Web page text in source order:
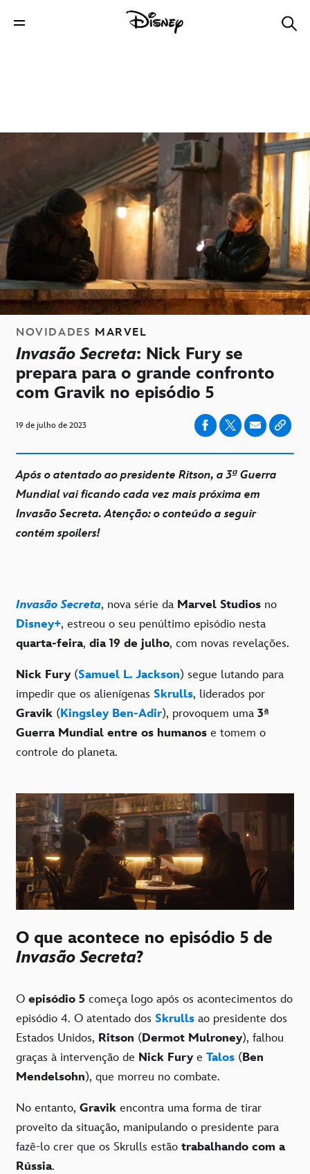
NOVIDADES MARVEL
Invasão Secreta: Nick Fury se
prepara para o grande confronto
com Gravik no episódio 5
19 de julho de 2023
Após o atentado ao presidente Ritson, a 3ª Guerra
Mundial vai ficando cada vez mais próxima em
Invasão Secreta. Atenção: o conteúdo a seguir
contém spoilers!
Invasão Secreta, nova série da Marvel Studios no
Disney+, estreou o seu penúltimo episódio nesta
quarta-feira, dia 19 de julho, com novas revelações.
Nick Fury (Samuel L. Jackson) segue lutando para
impedir que os alienígenas Skrulls, liderados por
Gravik (Kingsley Ben-Adir), provoquem uma 3ª
Guerra Mundial entre os humanos e tomem o
controle do planeta.
O que acontece no episódio 5 de
Invasão Secreta?
O episódio 5 começa logo após os acontecimentos do
episódio 4. O atentado dos Skrulls ao presidente dos
Estados Unidos, Ritson (Dermot Mulroney), falhou
graças à intervenção de Nick Fury e Talos (Ben
Mendelsohn), que morreu no combate.
No entanto, Gravik encontra uma forma de tirar
proveito da situação, manipulando o presidente para
fazê-lo crer que os Skrulls estão trabalhando com a
Rússia.